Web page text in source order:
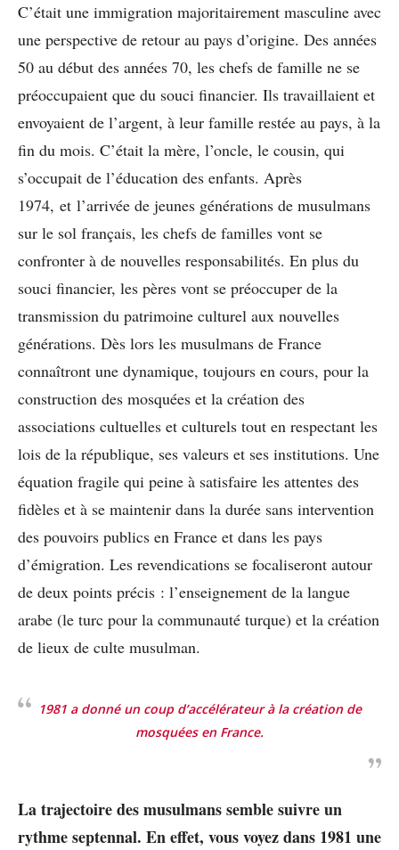
C’était une immigration majoritairement masculine avec
une perspective de retour au pays d’origine. Des années
50 au début des années 70, les chefs de famille ne se
préoccupaient que du souci financier. Ils travaillaient et
envoyaient de l’argent, à leur famille restée au pays, à la
fin du mois. C’était la mère, l’oncle, le cousin, qui
s’occupait de l’éducation des enfants. Après
1974, et l’arrivée de jeunes générations de musulmans
sur le sol français, les chefs de familles vont se
confronter à de nouvelles responsabilités. En plus du
souci financier, les pères vont se préoccuper de la
transmission du patrimoine culturel aux nouvelles
générations. Dès lors les musulmans de France
connaîtront une dynamique, toujours en cours, pour la
construction des mosquées et la création des
associations cultuelles et culturels tout en respectant les
lois de la république, ses valeurs et ses institutions. Une
équation fragile qui peine à satisfaire les attentes des
fidèles et à se maintenir dans la durée sans intervention
des pouvoirs publics en France et dans les pays
d’émigration. Les revendications se focaliseront autour
de deux points précis : l’enseignement de la langue
arabe (le turc pour la communauté turque) et la création
de lieux de culte musulman.
1981 a donné un coup d’accélérateur à la création de
mosquées en France.
La trajectoire des musulmans semble suivre un
rythme septennal. En effet, vous voyez dans 1981 une